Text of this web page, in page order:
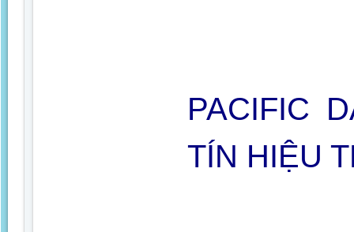
PACIFIC
TÍN HIỆU